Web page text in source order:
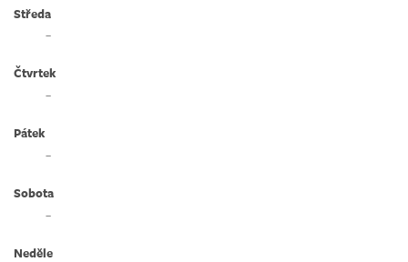
Středa
–
Čtvrtek
–
Pátek
–
Sobota
–
Neděle